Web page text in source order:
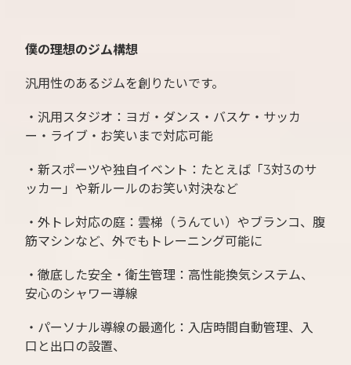
僕の理想のジム構想
汎用性のあるジムを創りたいです。
・汎用スタジオ：ヨガ・ダンス・バスケ・サッカ
ー・ライブ・お笑いまで対応可能
・新スポーツや独自イベント：たとえば「3対3のサ
ッカー」や新ルールのお笑い対決など
・外トレ対応の庭：雲梯（うんてい）やブランコ、腹
筋マシンなど、外でもトレーニング可能に
・徹底した安全・衛生管理：高性能換気システム、
安心のシャワー導線
・パーソナル導線の最適化：入店時間自動管理、入
口と出口の設置、